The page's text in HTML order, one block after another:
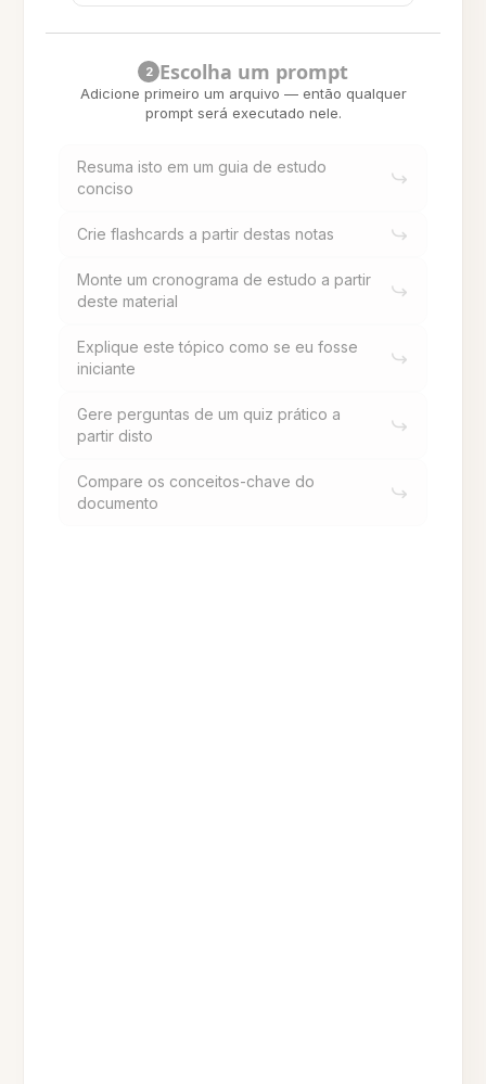
2 Escolha um prompt
Adicione primeiro um arquivo — então qualquer
prompt será executado nele.
Resuma isto em um guia de estudo
conciso
Crie flashcards a partir destas notas
Monte um cronograma de estudo a partir
deste material
Explique este tópico como se eu fosse
iniciante
Gere perguntas de um quiz prático a
partir disto
Compare os conceitos-chave do
documento